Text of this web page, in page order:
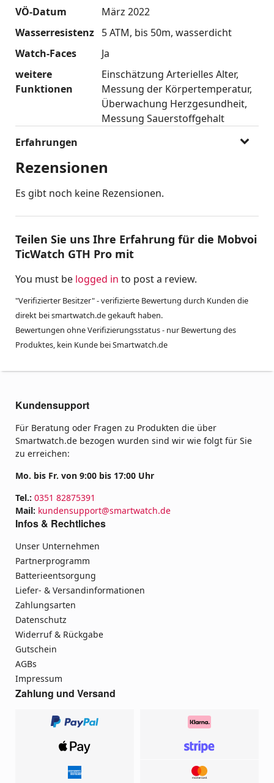
VÖ-Datum
März 2022
Wasserresistenz 5 ATM bis 50m wasserdicht
Watch-Faces
Ja
weitere
Funktionen
Einschätzung Arterielles Alter
Messung der Körpertemperatur
Überwachung Herzgesundheit
Messung Sauerstoffgehalt
Erfahrungen
Rezensionen
Es gibt noch keine Rezensionen.
Teilen Sie uns Ihre Erfahrung für die Mobvoi
TicWatch GTH Pro mit
You must be logged in to post a review.
"Verifizierter Besitzer" - verifizierte Bewertung durch Kunden die
direkt bei smartwatch.de gekauft haben.
Bewertungen ohne Verifizierungsstatus - nur Bewertung des
Produktes, kein Kunde bei Smartwatch.de
Kundensupport
Für Beratung oder Fragen zu Produkten die über
Smartwatch.de bezogen wurden sind wir wie folgt für Sie
zu erreichen:
Mo. bis Fr. von 9:00 bis 17:00 Uhr
Tel.: 0351 82875391
Mail: kundensupport@smartwatch.de
Infos & Rechtliches
Unser Unternehmen
Partnerprogramm
Batterieentsorgung
Liefer- & Versandinformationen
Zahlungsarten
Datenschutz
Widerruf & Rückgabe
Gutschein
AGBs
Impressum
Zahlung und Versand